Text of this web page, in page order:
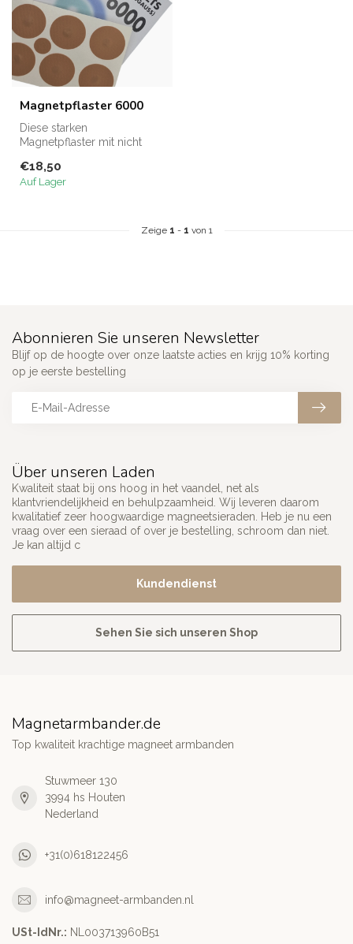
Magnetpflaster 6000
Diese starken
Magnetpflaster mit nicht
sind ideal zur lok...
€18,50
Auf Lager
Zeige 1 - 1 von 1
Über unseren Laden
Kwaliteit staat bij ons hoog in het vaandel, net als
klantvriendelijkheid en behulpzaamheid. Wij leveren daarom
kwalitatief zeer hoogwaardige magneetsieraden. Heb je nu een
vraag over een sieraad of over je bestelling, schroom dan niet.
Je kan altijd c
Kundendienst
Sehen Sie sich unseren Shop
Abonnieren Sie unseren Newsletter
Blijf op de hoogte over onze laatste acties en krijg 10% korting
op je eerste bestelling
Magnetarmbander.de
Top kwaliteit krachtige magneet armbanden
Stuwmeer 130
3994 hs Houten
Nederland
+31(0)618122456
info@magneet-armbanden.nl
USt-IdNr.: NL003713960B51